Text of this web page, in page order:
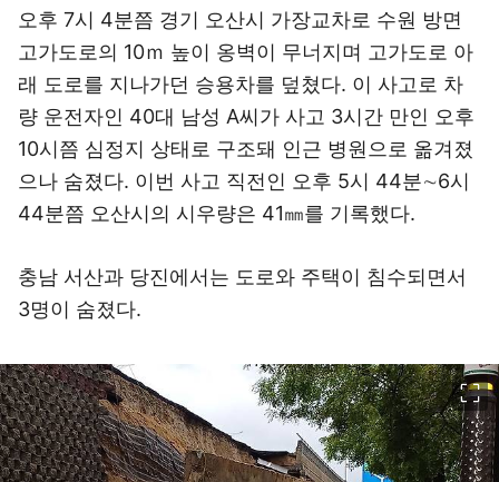
오후 7시 4분쯤 경기 오산시 가장교차로 수원 방면
고가도로의 10ｍ 높이 옹벽이 무너지며 고가도로 아
래 도로를 지나가던 승용차를 덮쳤다. 이 사고로 차
량 운전자인 40대 남성 A씨가 사고 3시간 만인 오후
10시쯤 심정지 상태로 구조돼 인근 병원으로 옮겨졌
으나 숨졌다. 이번 사고 직전인 오후 5시 44분∼6시
44분쯤 오산시의 시우량은 41㎜를 기록했다.
충남 서산과 당진에서는 도로와 주택이 침수되면서
3명이 숨졌다.